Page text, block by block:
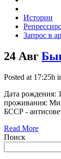
Истории
Запрос в
24 Авг
Posted at 17:25h
Дата рождения:
проживания:
БССР -
Read More
Поиск